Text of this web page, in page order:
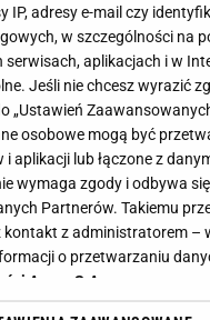
wobec
IP, adresy e-mail czy
w szczególności na
serwisach, aplikacjach i w
Jeśli nie chcesz wyrazić
„Ustawień
osobowe mogą być
i aplikacji lub łączone z
wymaga zgody i odbywa
Partnerów. Takiemu
kontakt z administratorem –
o przetwarzaniu
Agora S.A.